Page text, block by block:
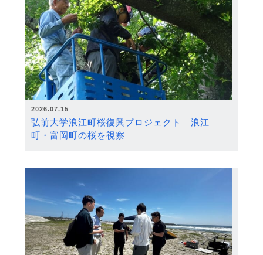
2026.07.15
弘前大学浪江町桜復興プロジェクト 浪江
町・富岡町の桜を視察